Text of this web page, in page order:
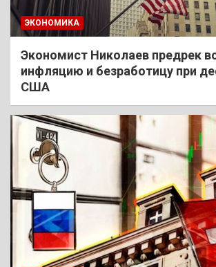
ЭКОНОМИКА
Экономист Николаев предрек
инфляцию и безработицу при
США